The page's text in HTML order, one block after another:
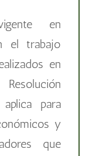
en
el trabajo
en
para
y
que